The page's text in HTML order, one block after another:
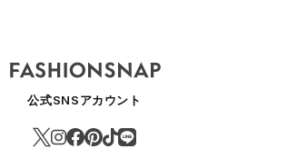
公式SNSアカウント